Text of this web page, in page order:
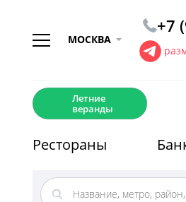
МОСКВА
+7
Летние
веранды
Рестораны